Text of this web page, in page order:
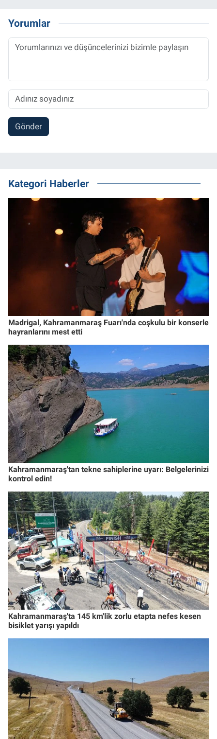
Yorumlar
Gönder
Kategori Haberler
Madrigal, Kahramanmaraş Fuarı'nda coşkulu bir konserle
hayranlarını mest etti
Kahramanmaraş'tan tekne sahiplerine uyarı: Belgelerinizi
kontrol edin!
Kahramanmaraş'ta 145 km'lik zorlu etapta nefes kesen
bisiklet yarışı yapıldı